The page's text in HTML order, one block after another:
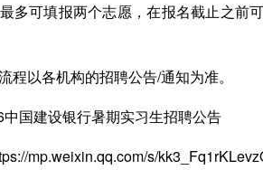
多可填报两个志愿，在报名截止之前
程以各机构的招聘公告/通知为准。
国建设银行暑期实习生招聘公告
mp.weixin.qq.com/s/